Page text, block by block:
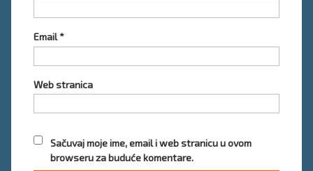
Email*
Web stranica
Sačuvaj moje ime, email i web stranicu u ovom
browseru za buduće komentare.